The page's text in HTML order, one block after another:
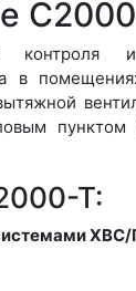
контроля и
в
пунктом
Т: